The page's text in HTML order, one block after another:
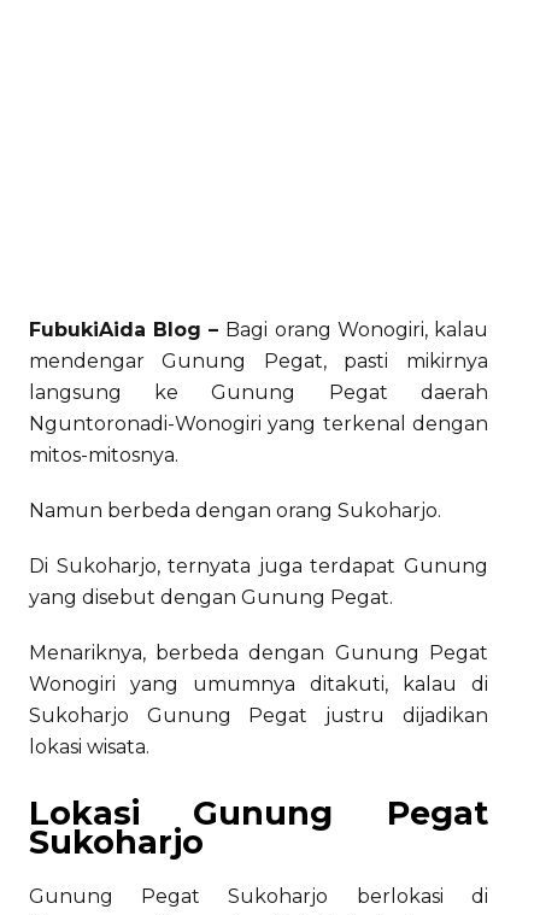
FubukiAida Blog – Bagi orang Wonogiri, kalau
mendengar Gunung Pegat, pasti mikirnya
langsung ke Gunung Pegat daerah
Nguntoronadi-Wonogiri yang terkenal dengan
mitos-mitosnya.
Namun berbeda dengan orang Sukoharjo.
Di Sukoharjo, ternyata juga terdapat Gunung
yang disebut dengan Gunung Pegat.
Menariknya, berbeda dengan Gunung Pegat
Wonogiri yang umumnya ditakuti, kalau di
Sukoharjo Gunung Pegat justru dijadikan
lokasi wisata.
Lokasi Gunung Pegat
Sukoharjo
Gunung Pegat Sukoharjo berlokasi di